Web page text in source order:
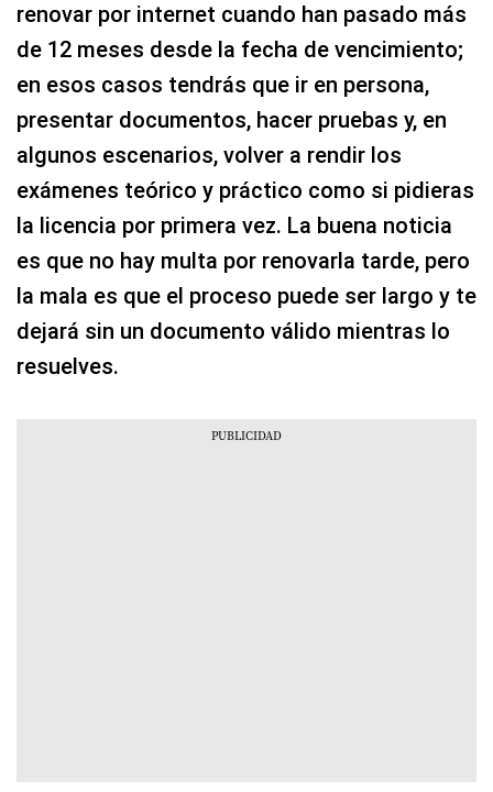
renovar por internet cuando han pasado más
de 12 meses desde la fecha de vencimiento;
en esos casos tendrás que ir en persona,
presentar documentos, hacer pruebas y, en
algunos escenarios, volver a rendir los
exámenes teórico y práctico como si pidieras
la licencia por primera vez. La buena noticia
es que no hay multa por renovarla tarde, pero
la mala es que el proceso puede ser largo y te
dejará sin un documento válido mientras lo
resuelves.